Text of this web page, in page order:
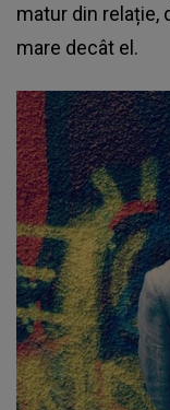
matur din relație,
mare decât el.